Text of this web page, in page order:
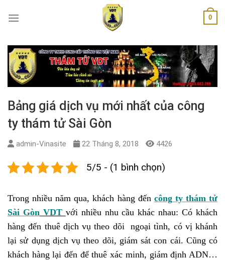
0
Bảng giá dịch vụ mới nhất của công
ty thám tử Sài Gòn
admin-Vinasite 22 Tháng 8, 2018 4426
5/5 - (1 bình chọn)
Trong nhiều năm qua, khách hàng đến công ty thám tử
Sài Gòn VDT với nhiều nhu cầu khác nhau: Có khách
hàng đến thuê dịch vụ theo dõi ngoại tình, có vị khánh
lại sử dụng dịch vụ theo dõi, giám sát con cái. Cũng có
khách hàng lại đến để thuê xác minh, giám định ADN…